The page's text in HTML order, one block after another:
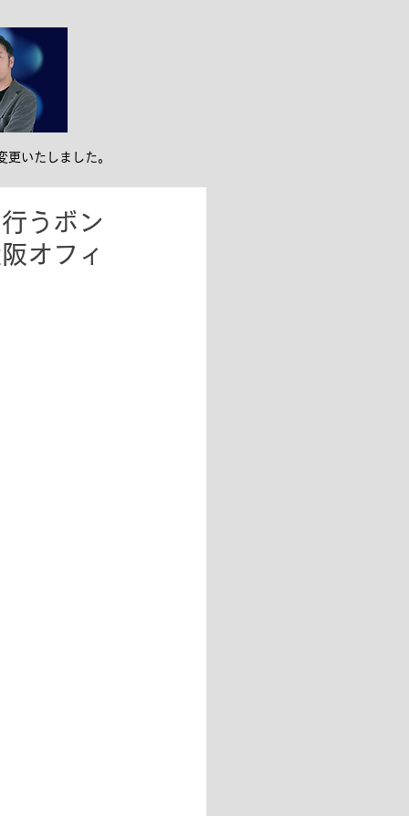
バー紹介
うボン
オフィ
いたしました。